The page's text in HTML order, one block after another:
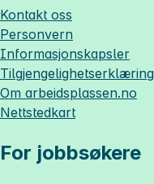
Kontakt oss
Personvern
Informasjonskapsler
Tilgjengelighetserklæring
Om arbeidsplassen.no
Nettstedkart
For jobbsøkere